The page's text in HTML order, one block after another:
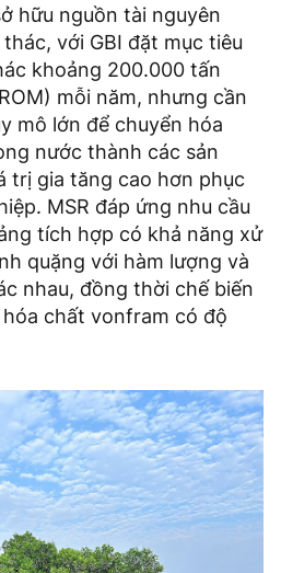
hữu nguồn tài nguyên
với GBI đặt mục tiêu
khoảng 200.000 tấn
mỗi năm, nhưng cần
mô lớn để chuyển hóa
nước thành các sản
trị gia tăng cao hơn phục
MSR đáp ứng nhu cầu
tích hợp có khả năng xử
quặng với hàm lượng và
nhau, đồng thời chế biến
chất vonfram có độ